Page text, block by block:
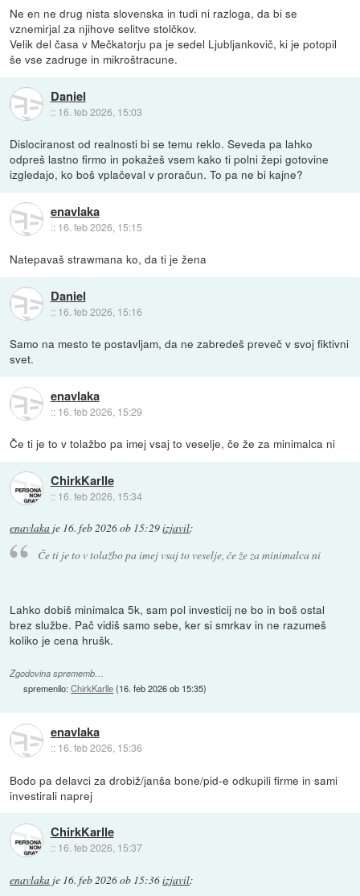
Ne en ne drug nista slovenska in tudi ni razloga, da bi se
vznemirjal za njihove selitve stolčkov.
Velik del časa v Mečkatorju pa je sedel Ljubljankovič, ki je potopil
še vse zadruge in mikroštracune.
Daniel
:: 16. feb 2026, 15:03
Dislociranost od realnosti bi se temu reklo. Seveda pa lahko
odpreš lastno firmo in pokažeš vsem kako ti polni žepi gotovine
izgledajo, ko boš vplačeval v proračun. To pa ne bi kajne?
enavlaka
:: 16. feb 2026, 15:15
Natepavaš strawmana ko, da ti je žena
Daniel
:: 16. feb 2026, 15:16
Samo na mesto te postavljam, da ne zabredeš preveč v svoj fiktivni
svet.
enavlaka
:: 16. feb 2026, 15:29
Če ti je to v tolažbo pa imej vsaj to veselje, če že za minimalca ni
ChirkKarlle
:: 16. feb 2026, 15:34
enavlaka je 16. feb 2026 ob 15:29izjavil:
Če ti je to v tolažbo pa imej vsaj to veselje, če že za minimalca ni
Lahko dobiš minimalca 5k, sam pol investicij ne bo in boš ostal
brez službe. Pač vidiš samo sebe, ker si smrkav in ne razumeš
koliko je cena hrušk.
Zgodovina sprememb…
spremenilo:ChirkKarlle(16. feb 2026 ob 15:35)
enavlaka
:: 16. feb 2026, 15:36
Bodo pa delavci za drobiž/janša bone/pid-e odkupili firme in sami
investirali naprej
ChirkKarlle
:: 16. feb 2026, 15:37
enavlaka je 16. feb 2026 ob 15:36izjavil: